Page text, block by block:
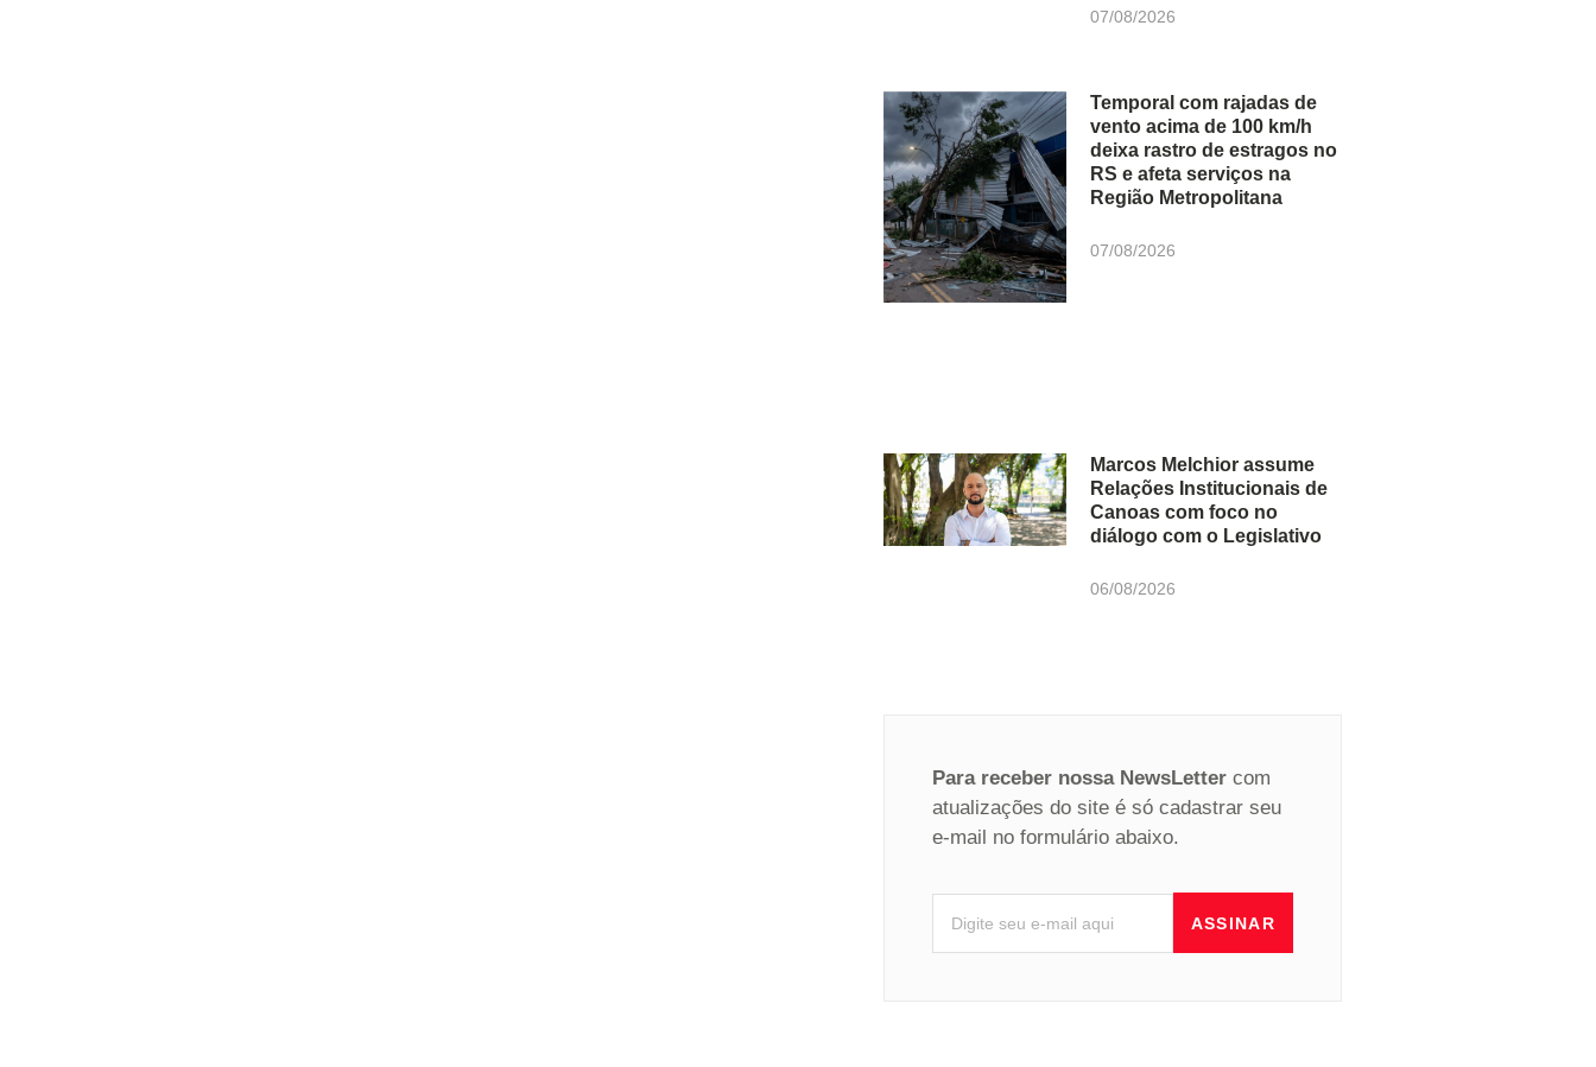
07/08/2026
Temporal com rajadas de
vento acima de 100 km/h
deixa rastro de estragos no
RS e afeta serviços na
Região Metropolitana
07/08/2026
Marcos Melchior assume
Relações Institucionais de
Canoas com foco no
diálogo com o Legislativo
06/08/2026
Para receber nossa NewsLetter com
atualizações do site é só cadastrar seu
e-mail no formulário abaixo.
ASSINAR